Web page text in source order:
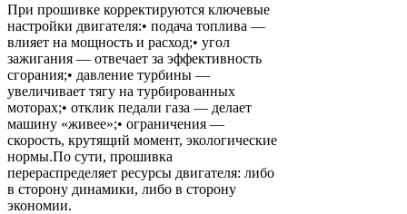
При прошивке корректируются ключевые
настройки двигателя:• подача топлива —
влияет на мощность и расход;• угол
зажигания — отвечает за эффективность
сгорания;• давление турбины —
увеличивает тягу на турбированных
моторах;• отклик педали газа — делает
машину «живее»;• ограничения —
скорость, крутящий момент, экологические
нормы.По сути, прошивка
перераспределяет ресурсы двигателя: либо
в сторону динамики, либо в сторону
экономии.